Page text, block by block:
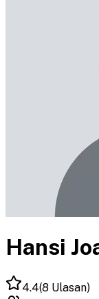
Hansi
4.4(8 Ulasan)